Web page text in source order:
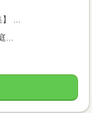
...
...